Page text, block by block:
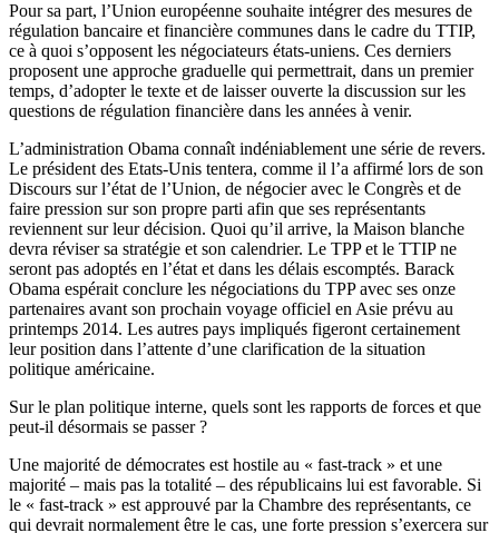
Pour sa part, l’Union européenne souhaite intégrer des mesures de
régulation bancaire et financière communes dans le cadre du TTIP,
ce à quoi s’opposent les négociateurs états-uniens. Ces derniers
proposent une approche graduelle qui permettrait, dans un premier
temps, d’adopter le texte et de laisser ouverte la discussion sur les
questions de régulation financière dans les années à venir.
L’administration Obama connaît indéniablement une série de revers.
Le président des Etats-Unis tentera, comme il l’a affirmé lors de son
Discours sur l’état de l’Union, de négocier avec le Congrès et de
faire pression sur son propre parti afin que ses représentants
reviennent sur leur décision. Quoi qu’il arrive, la Maison blanche
devra réviser sa stratégie et son calendrier. Le TPP et le TTIP ne
seront pas adoptés en l’état et dans les délais escomptés. Barack
Obama espérait conclure les négociations du TPP avec ses onze
partenaires avant son prochain voyage officiel en Asie prévu au
printemps 2014. Les autres pays impliqués figeront certainement
leur position dans l’attente d’une clarification de la situation
politique américaine.
Sur le plan politique interne, quels sont les rapports de forces et que
peut-il désormais se passer ?
Une majorité de démocrates est hostile au « fast-track » et une
majorité – mais pas la totalité – des républicains lui est favorable. Si
le « fast-track » est approuvé par la Chambre des représentants, ce
qui devrait normalement être le cas, une forte pression s’exercera sur